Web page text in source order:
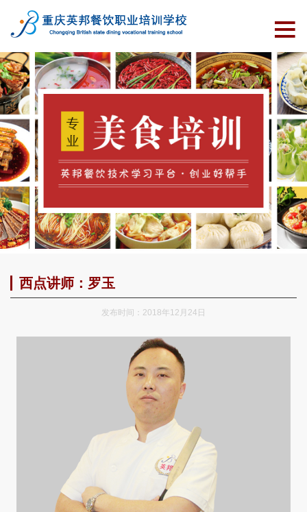
西点讲师：罗玉
发布时间：2018年12月24日